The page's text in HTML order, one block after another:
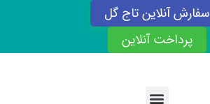
سفارش آنلاین تاج گل
پرداخت آنلاین